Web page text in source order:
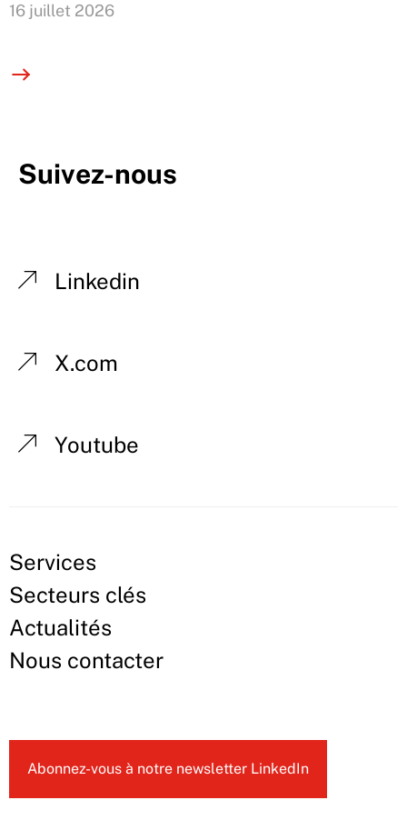
16 juillet 2026
Suivez-nous
Linkedin
X.com
Youtube
Services
Secteurs clés
Actualités
Nous contacter
Abonnez-vous à notre newsletter LinkedIn